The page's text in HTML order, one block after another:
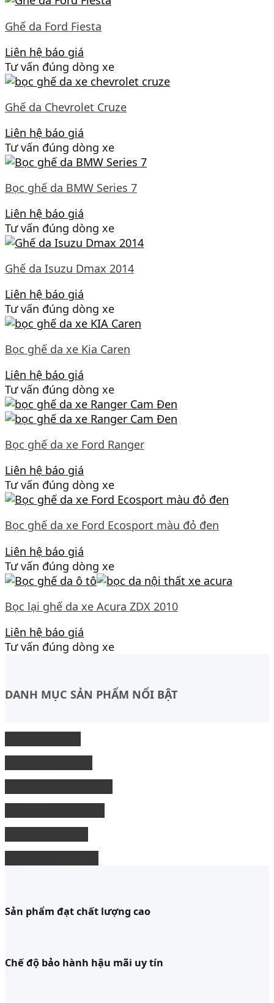
Ghế da Ford Fiesta
Liên hệ báo giá
Tư vấn đúng dòng xe
Ghế da Chevrolet Cruze
Liên hệ báo giá
Tư vấn đúng dòng xe
Bọc ghế da BMW Series 7
Liên hệ báo giá
Tư vấn đúng dòng xe
Ghế da Isuzu Dmax 2014
Liên hệ báo giá
Tư vấn đúng dòng xe
Bọc ghế da xe Kia Caren
Liên hệ báo giá
Tư vấn đúng dòng xe
Bọc ghế da xe Ford Ranger
Liên hệ báo giá
Tư vấn đúng dòng xe
Bọc ghế da xe Ford Ecosport màu đỏ đen
Liên hệ báo giá
Tư vấn đúng dòng xe
Bọc lại ghế da xe Acura ZDX 2010
Liên hệ báo giá
Tư vấn đúng dòng xe
DANH MỤC SẢN PHẨM NỔI BẬT
Sản phẩm đạt chất lượng cao
Chế độ bảo hành hậu mãi uy tín